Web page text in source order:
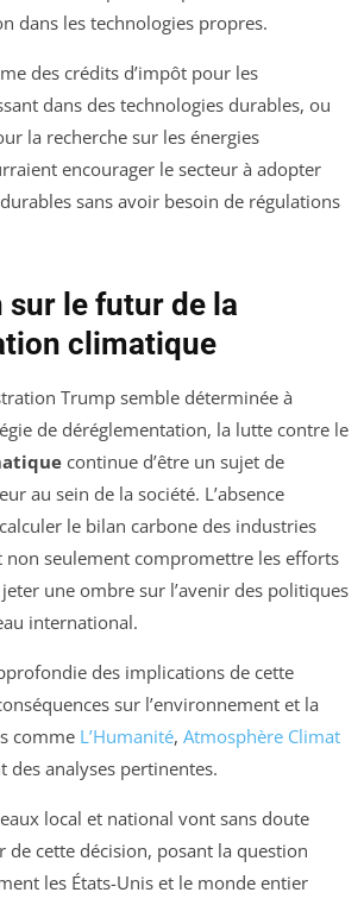
dans les technologies propres.
des crédits d’impôt pour les
dans des technologies durables, ou
la recherche sur les énergies
encourager le secteur à adopter
sans avoir besoin de régulations
sur le futur de la
climatique
Trump semble déterminée à
de déréglementation, la lutte contre le
continue d’être un sujet de
au sein de la société. L’absence
le bilan carbone des industries
seulement compromettre les efforts
une ombre sur l’avenir des politiques
international.
des implications de cette
sur l’environnement et la
comme L’Humanité, Atmosphère Climat
des analyses pertinentes.
local et national vont sans doute
de cette décision, posant la question
les États-Unis et le monde entier